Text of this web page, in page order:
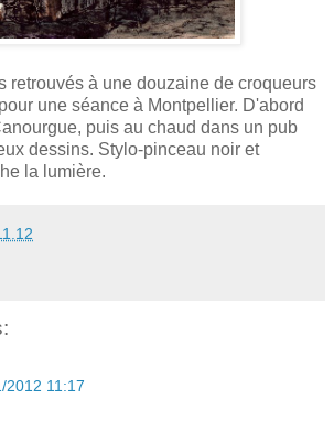
retrouvés à une douzaine de croqueurs
une séance à Montpellier. D'abord
puis au chaud dans un pub
dessins. Stylo-pinceau noir et
la lumière.
2012 11:17